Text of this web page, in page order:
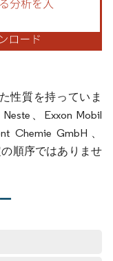
性質を持っていま
、Exxon Mobil
Chemie GmbH、
順序ではありませ